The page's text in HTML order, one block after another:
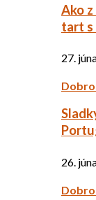
Ako
tart s
27.
26.